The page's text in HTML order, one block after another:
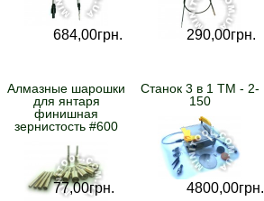
684,00грн. 290,00грн.
Алмазные шарошки
для янтаря
финишная
зернистость #600
77,00грн.
Станок 3 в 1 TM - 2-
150
4800,00грн.